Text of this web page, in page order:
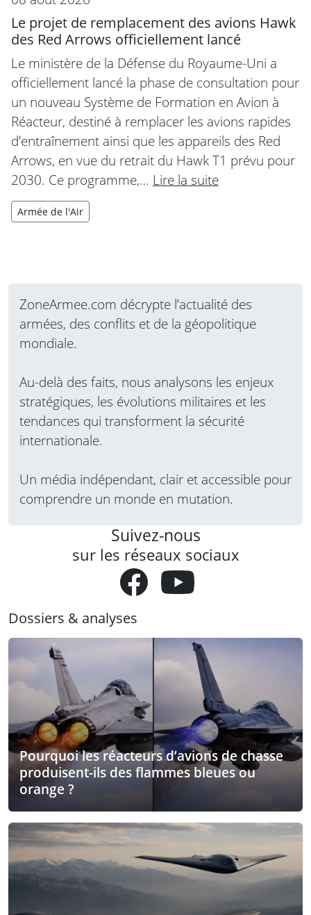
Le projet de remplacement des avions Hawk
des Red Arrows officiellement lancé
Le ministère de la Défense du Royaume-Uni a
officiellement lancé la phase de consultation pour
un nouveau Système de Formation en Avion à
Réacteur, destiné à remplacer les avions rapides
d’entraînement ainsi que les appareils des Red
Arrows, en vue du retrait du Hawk T1 prévu pour
2030. Ce programme,… Lire la suite
Armée de l'Air
ZoneArmee.com décrypte l’actualité des
armées, des conflits et de la géopolitique
mondiale.
Au-delà des faits, nous analysons les enjeux
stratégiques, les évolutions militaires et les
tendances qui transforment la sécurité
internationale.
Un média indépendant, clair et accessible pour
comprendre un monde en mutation.
Suivez-nous
sur les réseaux sociaux
Dossiers & analyses
Pourquoi les réacteurs d’avions de chasse
produisent-ils des flammes bleues ou
orange ?